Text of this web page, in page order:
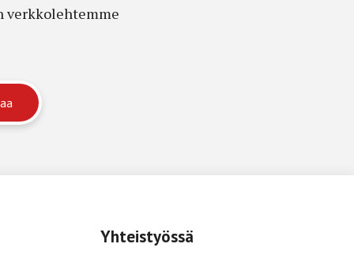
verkkolehtemme
Yhteistyössä